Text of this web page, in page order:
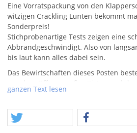
Eine Vorratspackung von den
witzigen Crackling Lunten bekommt
Sonderpreis!
Stichprobenartige Tests zeigen eine
Abbrandgeschwindigt. Also von
bis laut kann alles dabei sein.
Das Bewirtschaften dieses Posten
aus dem Öffnen großer Kisten und
unfassbarer Mengen. Wir werden
stattfindende Sortieren ergibt
kommen Sortimente und Schachteln
ganzen Text lesen